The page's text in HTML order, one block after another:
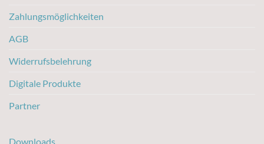
Zahlungsmöglichkeiten
AGB
Widerrufsbelehrung
Digitale Produkte
Partner
Downloads